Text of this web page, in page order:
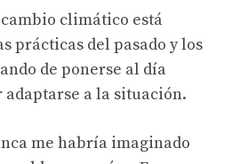
climático está
prácticas del pasado y los
de ponerse al día
a la situación.
me habría imaginado